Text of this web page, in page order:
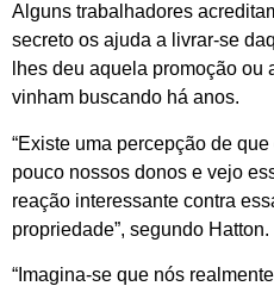
Alguns trabalhadores
secreto os ajuda a livrar-se
lhes deu aquela promoção
vinham buscando há anos.
“Existe uma percepção de
pouco nossos donos e vejo
reação interessante contra
propriedade”, segundo Hatton.
“Imagina-se que nós